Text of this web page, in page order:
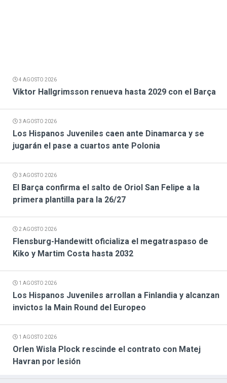
4 AGOSTO 2026
Viktor Hallgrimsson renueva hasta 2029 con el Barça
3 AGOSTO 2026
Los Hispanos Juveniles caen ante Dinamarca y se
jugarán el pase a cuartos ante Polonia
3 AGOSTO 2026
El Barça confirma el salto de Oriol San Felipe a la
primera plantilla para la 26/27
2 AGOSTO 2026
Flensburg-Handewitt oficializa el megatraspaso de
Kiko y Martim Costa hasta 2032
1 AGOSTO 2026
Los Hispanos Juveniles arrollan a Finlandia y alcanzan
invictos la Main Round del Europeo
1 AGOSTO 2026
Orlen Wisla Plock rescinde el contrato con Matej
Havran por lesión